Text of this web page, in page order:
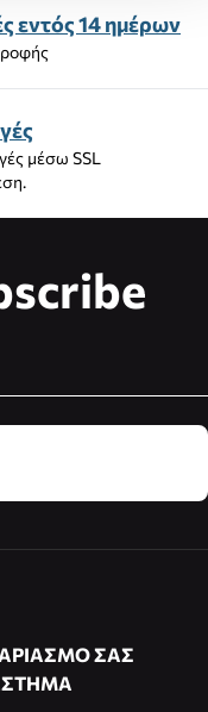
εντός 14 ημέρων
μέσω SSL
ΣΑΣ